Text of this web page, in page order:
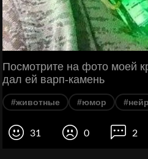
Посмотрите на фото моей
дал ей варп-камень
#животные #юмор
31 0 2